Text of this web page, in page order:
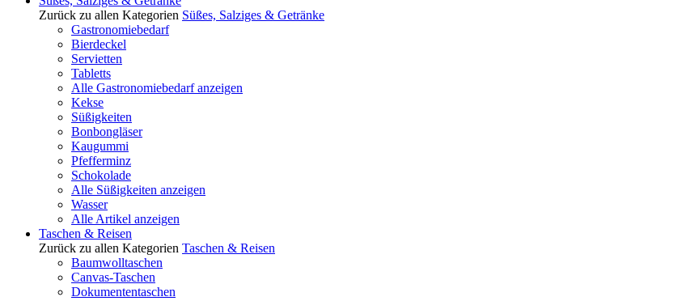
Zurück zu allen Kategorien Süßes, Salziges & Getränke
Gastronomiebedarf
Bierdeckel
Servietten
Tabletts
Alle Gastronomiebedarf anzeigen
Kekse
Süßigkeiten
Bonbongläser
Kaugummi
Pfefferminz
Schokolade
Alle Süßigkeiten anzeigen
Wasser
Alle Artikel anzeigen
Taschen & Reisen
Zurück zu allen Kategorien Taschen & Reisen
Baumwolltaschen
Canvas-Taschen
Dokumententaschen